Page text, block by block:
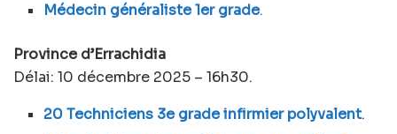
Médecin généraliste 1er grade.
Province d’Errachidia
Délai: 10 décembre 2025 – 16h30.
20 Techniciens 3e grade infirmier polyvalent.